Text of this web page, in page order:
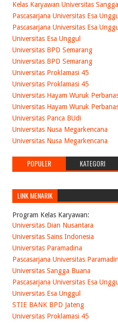
Kelas Karyawan Universitas
Pascasarjana Universitas Esa
Pascasarjana Universitas Esa
Universitas Esa Unggul
Universitas BPD Semarang
Universitas BPD Semarang
Universitas Proklamasi 45
Universitas Proklamasi 45
Universitas Hayam Wuruk
Universitas Hayam Wuruk
Universitas Panca BUdi
Universitas Nusa Megarkencana
Universitas Nusa Megarkencana
POPULER KATEGORI
LINK MENARIK
Program Kelas Karyawan:
Universitas Dian Nusantara
Universitas Sains Indonesia
Universitas Paramadina
Pascasarjana Universitas
Universitas Sangga Buana
Pascasarjana Universitas Esa
Universitas Esa Unggul
STIE BANK BPD Jateng
Universitas Proklamasi 45